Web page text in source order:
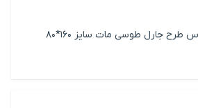
طرح جارل طوسی مات سایز 160*80